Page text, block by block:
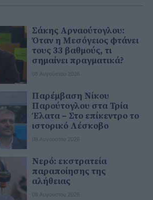
Σάκης Αρναούτογλου:
Όταν η Μεσόγειος φτάνει
τους 33 βαθμούς, τι
σημαίνει πραγματικά?
08 Αυγούστου 2026
Παρέμβαση Νίκου
Παρούτογλου στα Τρία
Έλατα – Στο επίκεντρο το
ιστορικό Λέσκοβο
08 Αυγούστου 2026
Νερό: εκστρατεία
παραποίησης της
αλήθειας
08 Αυγούστου 2026